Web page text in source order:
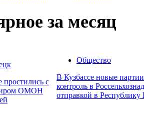
за месяц
с
ОМОН
Общество
В Кузбассе новые
контроль в
отправкой в Республику